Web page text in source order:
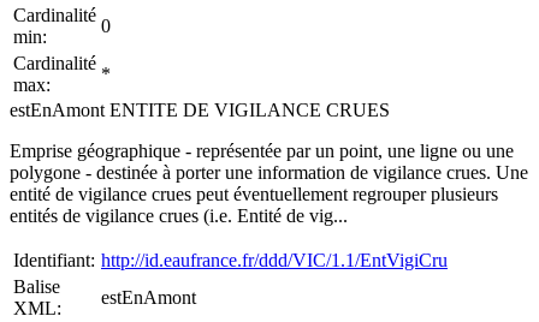
Cardinalité
min:
0
Cardinalité
max:
*
estEnAmont ENTITE DE VIGILANCE CRUES
Emprise géographique - représentée par un point, une ligne ou une
polygone - destinée à porter une information de vigilance crues. Une
entité de vigilance crues peut éventuellement regrouper plusieurs
entités de vigilance crues (i.e. Entité de vig...
Identifiant: http://id.eaufrance.fr/ddd/VIC/1.1/EntVigiCru
Balise
XML:
estEnAmont